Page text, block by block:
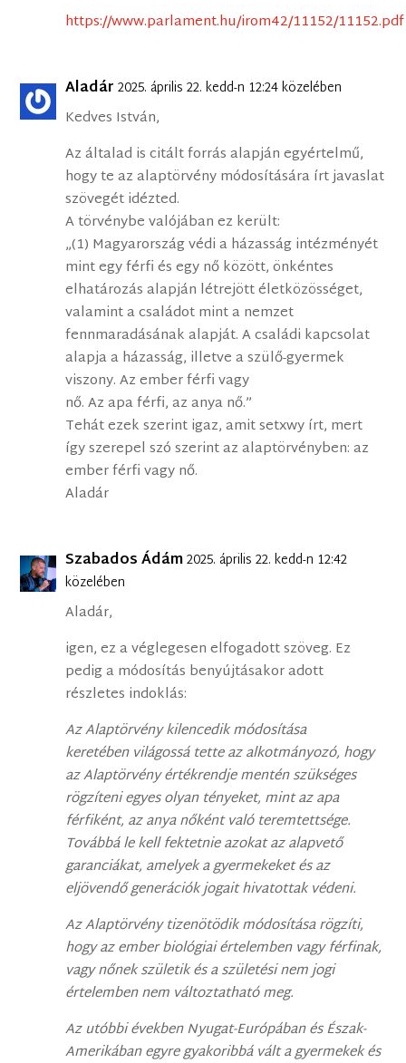
https://www.parlament.hu/irom42/11152/11152.pdf
Aladár 2025. április 22. kedd-n 12:24 közelében
Kedves István,
Az általad is citált forrás alapján egyértelmű,
hogy te az alaptörvény módosítására írt javaslat
szövegét idézted.
A törvénybe valójában ez került:
„(1) Magyarország védi a házasság intézményét
mint egy férfi és egy nő között, önkéntes
elhatározás alapján létrejött életközösséget,
valamint a családot mint a nemzet
fennmaradásának alapját. A családi kapcsolat
alapja a házasság, illetve a szülő-gyermek
viszony. Az ember férfi vagy
nő. Az apa férfi, az anya nő.”
Tehát ezek szerint igaz, amit setxwy írt, mert
így szerepel szó szerint az alaptörvényben: az
ember férfi vagy nő.
Aladár
Szabados Ádám2025. április 22. kedd-n 12:42
közelében
Aladár,
igen, ez a véglegesen elfogadott szöveg. Ez
pedig a módosítás benyújtásakor adott
részletes indoklás:
Az Alaptörvény kilencedik módosítása
keretében világossá tette az alkotmányozó, hogy
az Alaptörvény értékrendje mentén szükséges
rögzíteni egyes olyan tényeket, mint az apa
férfiként, az anya nőként való teremtettsége.
Továbbá le kell fektetnie azokat az alapvető
garanciákat, amelyek a gyermekeket és az
eljövendő generációk jogait hivatottak védeni.
Az Alaptörvény tizenötödik módosítása rögzíti,
hogy az ember biológiai értelemben vagy férfinak,
vagy nőnek születik és a születési nem jogi
értelemben nem változtatható meg.
Az utóbbi években Nyugat-Európában és Észak-
Amerikában egyre gyakoribbá vált a gyermekek és